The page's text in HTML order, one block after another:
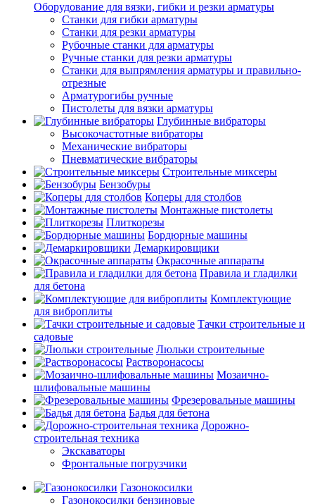
Оборудование для вязки, гибки и резки арматуры
Станки для гибки арматуры
Станки для резки арматуры
Рубочные станки для арматуры
Ручные станки для резки арматуры
Станки для выпрямления арматуры и правильно-
отрезные
Арматурогибы ручные
Пистолеты для вязки арматуры
Глубинные вибраторы
Высокочастотные вибраторы
Механические вибраторы
Пневматические вибраторы
Строительные миксеры
Бензобуры
Коперы для столбов
Монтажные пистолеты
Плиткорезы
Бордюрные машины
Демаркировщики
Окрасочные аппараты
Правила и гладилки
для бетона
Комплектующие
для виброплиты
Тачки строительные и
садовые
Люльки строительные
Растворонасосы
Мозаично-
шлифовальные машины
Фрезеровальные машины
Бадья для бетона
Дорожно-
строительная техника
Экскаваторы
Фронтальные погрузчики
Газонокосилки
Газонокосилки бензиновые